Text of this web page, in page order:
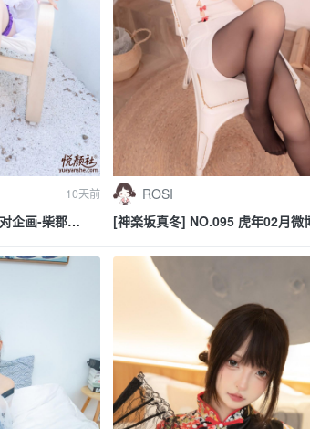
10天前
企画-柴郡
ROSI
[神楽坂真冬] NO.095 虎年02月微